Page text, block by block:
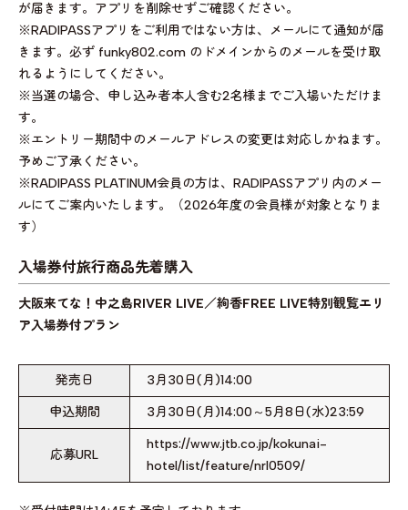
が届きます。アプリを削除せずご確認ください。
※RADIPASSアプリをご利用ではない方は、メールにて通知が届
きます。必ず funky802.com のドメインからのメールを受け取
れるようにしてください。
※当選の場合、申し込み者本人含む2名様までご入場いただけま
す。
※エントリー期間中のメールアドレスの変更は対応しかねます。
予めご了承ください。
※RADIPASS PLATINUM会員の方は、RADIPASSアプリ内のメー
ルにてご案内いたします。（2026年度の会員様が対象となりま
す）
入場券付旅行商品先着購入
大阪来てな！中之島RIVER LIVE／絢香FREE LIVE特別観覧エリ
ア入場券付プラン
発売日 3月30日(月)14:00
申込期間 3月30日(月)14:00～5月8日(水)23:59
応募URL
https://www.jtb.co.jp/kokunai-
hotel/list/feature/nrl0509/